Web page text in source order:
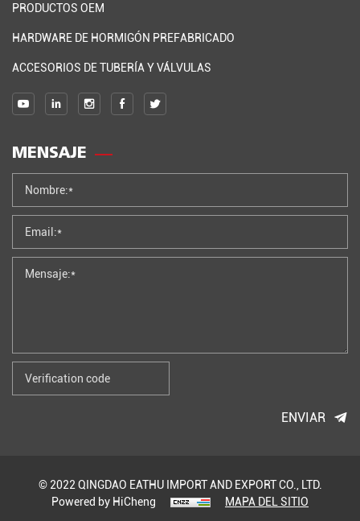
PRODUCTOS OEM
HARDWARE DE HORMIGÓN PREFABRICADO
ACCESORIOS DE TUBERÍA Y VÁLVULAS
MENSAJE
ENVIAR
© 2022 QINGDAO EATHU IMPORT AND EXPORT CO., LTD.
Powered by HiCheng
MAPA DEL SITIO